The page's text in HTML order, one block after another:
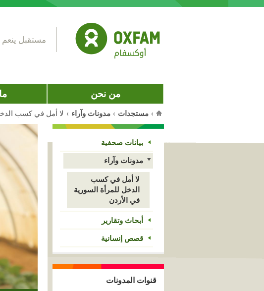
مستقبل ينعم
من نحن
أنت هنا
› مستجدات › مدونات وآراء › لا أمل في كسب
بيانات صحفية
مدونات وآراء
لا أمل في كسب
الدخل للمرأة السورية
في الأردن
أبحاث وتقارير
قصص إنسانية
قنوات المدونات